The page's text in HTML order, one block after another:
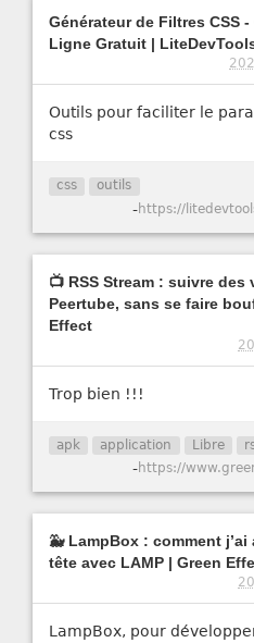
Générateur de Filtres CSS
Ligne Gratuit |
Outils pour faciliter le
css
css outils
-
📺 RSS Stream : suivre des
Peertube, sans se faire
Effect
Trop bien !!!
apk application Libre
-
🐳 LampBox : comment
tête avec LAMP | Green
LampBox, pour